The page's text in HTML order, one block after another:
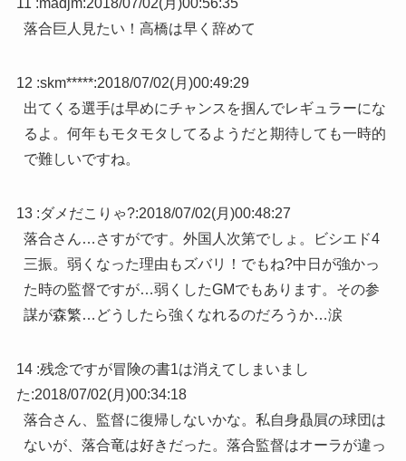
落合巨人見たい！高橋は早く辞めて
12 :skm*****:2018/07/02(月)00:49:29
出てくる選手は早めにチャンスを掴んでレギュラーにな
るよ。何年もモタモタしてるようだと期待しても一時的
で難しいですね。
13 :ダメだこりゃ?:2018/07/02(月)00:48:27
落合さん…さすがです。外国人次第でしょ。ビシエド4
三振。弱くなった理由もズバリ！でもね?中日が強かっ
た時の監督ですが…弱くしたGMでもあります。その参
謀が森繁…どうしたら強くなれるのだろうか…涙
14 :残念ですが冒険の書1は消えてしまいまし
た:2018/07/02(月)00:34:18
落合さん、監督に復帰しないかな。私自身贔屓の球団は
ないが、落合竜は好きだった。落合監督はオーラが違っ